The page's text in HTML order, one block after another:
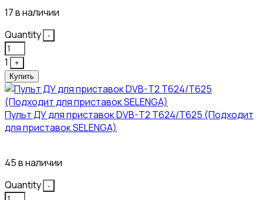
17 в наличии
Quantity
-
1
+
Купить
Пульт ДУ для приставок DVB-T2 T624/T625 (Подходит
для приставок SELENGA)
45 в наличии
Quantity
-